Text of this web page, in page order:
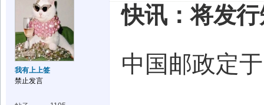
我有上上签
禁止发言
快讯：将发
中国邮政定